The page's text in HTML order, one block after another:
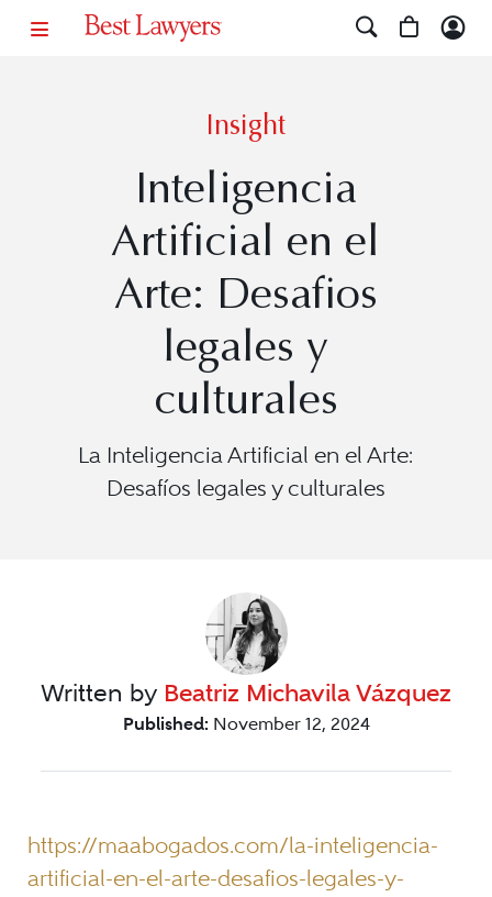
Insight
Inteligencia
Artificial en el
Arte: Desafios
legales y
culturales
La Inteligencia Artificial en el Arte:
Desafíos legales y culturales
Written by Beatriz Michavila Vázquez
Published: November 12, 2024
https://maabogados.com/la-inteligencia-
artificial-en-el-arte-desafios-legales-y-